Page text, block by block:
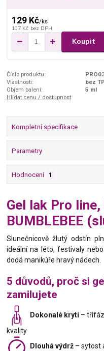
129 Kč/ks
107 Kč bez DPH
Koupit
Číslo produktu:
Vlastnosti:
bez
Objem balení:
5 ml
Hlídat cenu / dostupnost
Kompletní specifikace
Parametry
Hodnocení 1
Gel lak Pro
BUMBLEBEE
Slunečnicově žlutý odstín
ideální na léto, festivaly
dodá manikúře hravý nádech.
5 důvodů, proč si
zamilujete
Dokonalé krytí–
kvality
Dlouhá výdrž – sytost